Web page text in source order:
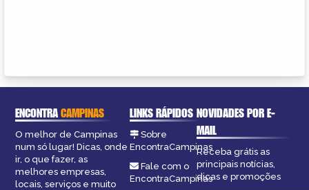
ENCONTRACAMPINAS
O melhor de Campinas
num só lugar! Dicas, onde
ir, o que fazer, as
melhores empresas,
locais, serviços e muito
LINKS RÁPIDOS
Sobre
EncontraCampinas
Fale com o
EncontraCampinas
NOVIDADES POR E-
MAIL
Receba grátis as
principais notícias,
dicas e promoções